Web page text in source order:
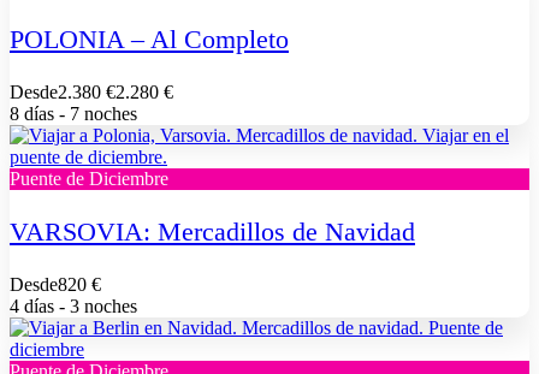
POLONIA – Al Completo
Desde2.380 €2.280 €
8 días - 7 noches
Puente de Diciembre
VARSOVIA: Mercadillos de Navidad
Desde820 €
4 días - 3 noches